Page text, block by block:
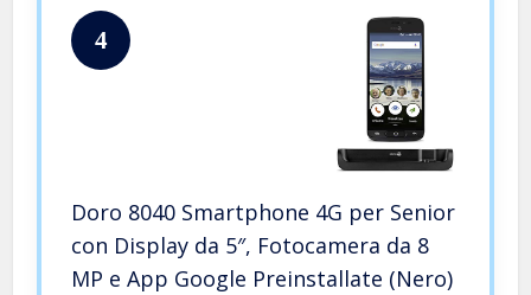
4
Doro 8040 Smartphone 4G per Senior
con Display da 5″, Fotocamera da 8
MP e App Google Preinstallate (Nero)